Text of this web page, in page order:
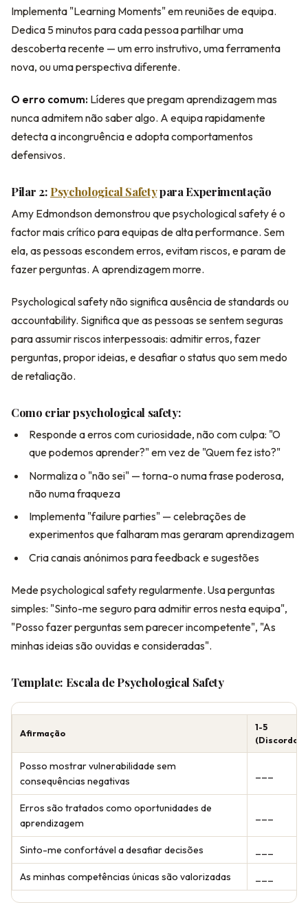
Implementa "Learning Moments" em reuniões de equipa.
Dedica 5 minutos para cada pessoa partilhar uma
descoberta recente — um erro instrutivo, uma ferramenta
nova, ou uma perspectiva diferente.
O erro comum: Líderes que pregam aprendizagem mas
nunca admitem não saber algo. A equipa rapidamente
detecta a incongruência e adopta comportamentos
defensivos.
Pilar 2: Psychological Safetypara Experimentação
Amy Edmondson demonstrou que psychological safety é o
factor mais crítico para equipas de alta performance. Sem
ela, as pessoas escondem erros, evitam riscos, e param de
fazer perguntas. A aprendizagem morre.
Psychological safety não significa ausência de standards ou
accountability. Significa que as pessoas se sentem seguras
para assumir riscos interpessoais: admitir erros, fazer
perguntas, propor ideias, e desafiar o status quo sem medo
de retaliação.
Como criar psychological safety:
Responde a erros com curiosidade, não com culpa: "O
que podemos aprender?" em vez de "Quem fez isto?"
Normaliza o "não sei" — torna-o numa frase poderosa,
não numa fraqueza
Implementa "failure parties" — celebrações de
experimentos que falharam mas geraram aprendizagem
Cria canais anónimos para feedback e sugestões
Mede psychological safety regularmente. Usa perguntas
simples: "Sinto-me seguro para admitir erros nesta equipa",
"Posso fazer perguntas sem parecer incompetente", "As
minhas ideias são ouvidas e consideradas".
Template: Escala de Psychological Safety
Afirmação
1-5
(Discordo/
Posso mostrar vulnerabilidade sem
consequências negativas
Erros são tratados como oportunidades de
aprendizagem
Sinto-me confortável a desafiar decisões
As minhas competências únicas são valorizadas